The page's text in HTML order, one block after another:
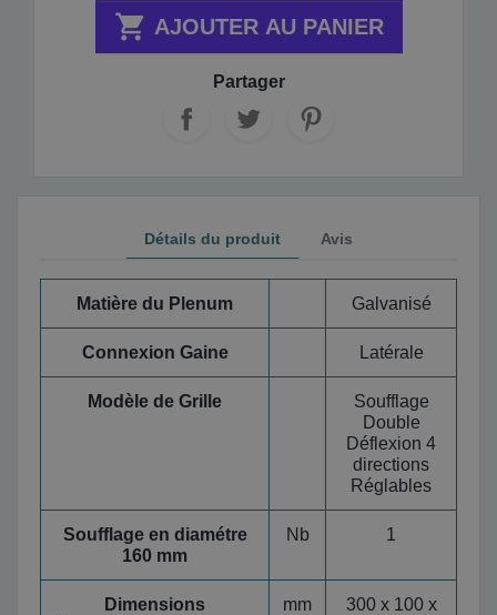
 AJOUTER AU PANIER
Partager
Détails du produit Avis
Matière du Plenum Galvanisé
Connexion Gaine Latérale
Modèle de Grille
Soufflage
Double
Déflexion 4
directions
Réglables
Soufflage en diamétre
160 mm
Nb 1
Dimensions
mm
300 x 100 x